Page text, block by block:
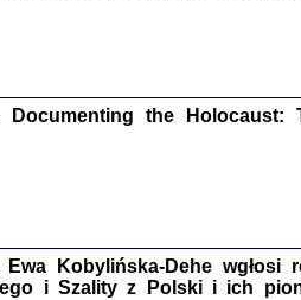
Studia i Materiały
nr 17, R. 2021
WIEMY CO PRZYNIESIE NAM KOLEJNA
Dziennik pisany w ukryciu w latach
Documenting the Holocaust:
Kobylińska-Dehe wgłosi
i Szality z Polski i ich